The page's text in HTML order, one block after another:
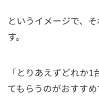
というイメージで、
す。
「とりあえずどれか
てもらうのがおすすめ